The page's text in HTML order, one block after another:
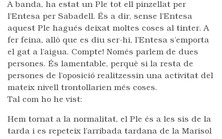
A banda, ha estat un Ple tot ell pinzellat per
l’Entesa per Sabadell. És a dir, sense l’Entesa
aquest Ple hagués deixat moltes coses al tinter. A
fer feina, allò que es diu ser-hi, l’Entesa s’emporta
el gat a l’aigua. Compte! Només parlem de dues
persones. És lamentable, perquè si la resta de
persones de l’oposició realitzessin una activitat del
mateix nivell trontollarien més coses.
Tal com ho he vist:
Hem tornat a la normalitat, el Ple és a les sis de la
tarda i es repeteix l’arribada tardana de la Marisol